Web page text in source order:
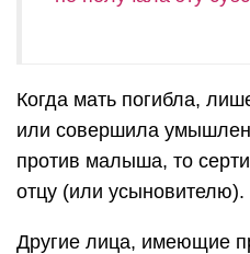
Когда мать погибла,
или совершила
против малыша, то
отцу (или усыновителю).
Другие лица, имеющие